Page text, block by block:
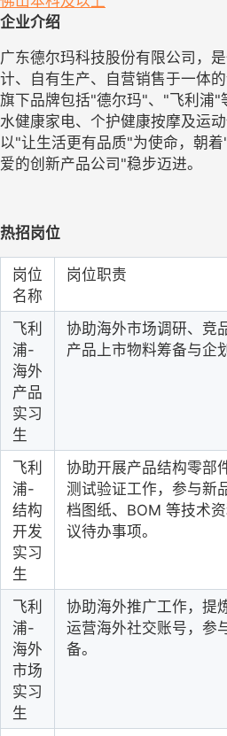
企业介绍
广东德尔玛科技股份有限公司，
计、自有生产、自营销售于一体
旗下品牌包括"德尔玛"、"飞利浦"
水健康家电、个护健康按摩及运
以"让生活更有品质"为使命，朝
爱的创新产品公司"稳步迈进。
热招岗位
岗位
名称
岗位职责
飞利
浦-
海外
产品
实习
生
协助海外市场调研、竞
产品上市物料筹备与企
飞利
浦-
结构
开发
实习
生
协助开展产品结构零部
测试验证工作，参与新
档图纸、BOM 等技术
议待办事项。
飞利
浦-
海外
市场
实习
生
协助海外推广工作，提
运营海外社交账号，参
备。